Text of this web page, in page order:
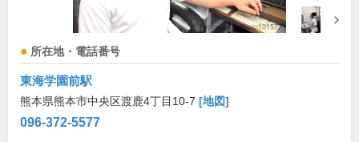
所在地・電話番号
東海学園前駅
熊本県熊本市中央区渡鹿4丁目10-7 [地図]
096-372-5577